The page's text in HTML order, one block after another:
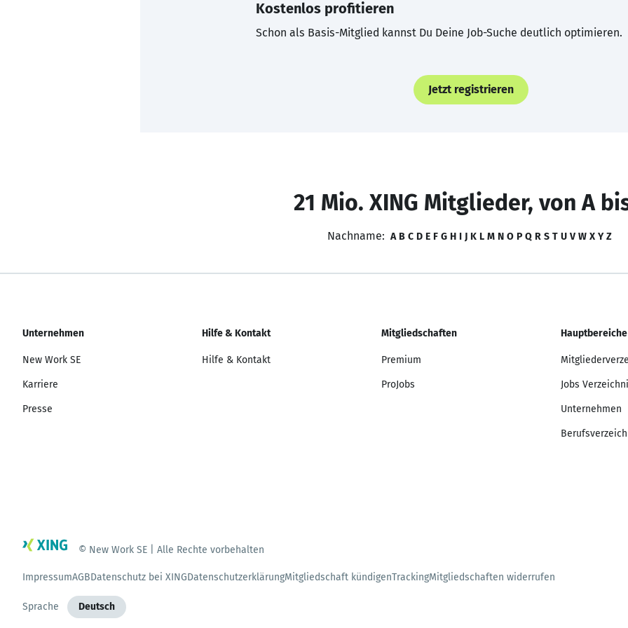
Kostenlos profitieren
Schon als Basis-Mitglied kannst Du Deine Job-Suche deutlich optimieren.
Jetzt registrieren
21 Mio. XING Mitglieder, von A
Nachname: A B C D E F G H I J K L M N O P Q R S T U V W X Y Z
Unternehmen
New Work SE
Karriere
Presse
Hilfe & Kontakt
Hilfe & Kontakt
Mitgliedschaften
Premium
ProJobs
Hauptbereiche
Jobs
Unternehmen
© New Work SE | Alle Rechte vorbehalten
ImpressumAGBDatenschutz bei XINGDatenschutzerklärungMitgliedschaft kündigenTrackingMitgliedschaften widerrufen
Sprache Deutsch